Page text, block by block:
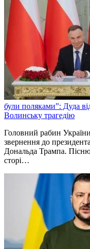
були поляками”: Дуда
Волинську трагедію
Головний рабин
звернення до
Дональда Трампа.
сторі…